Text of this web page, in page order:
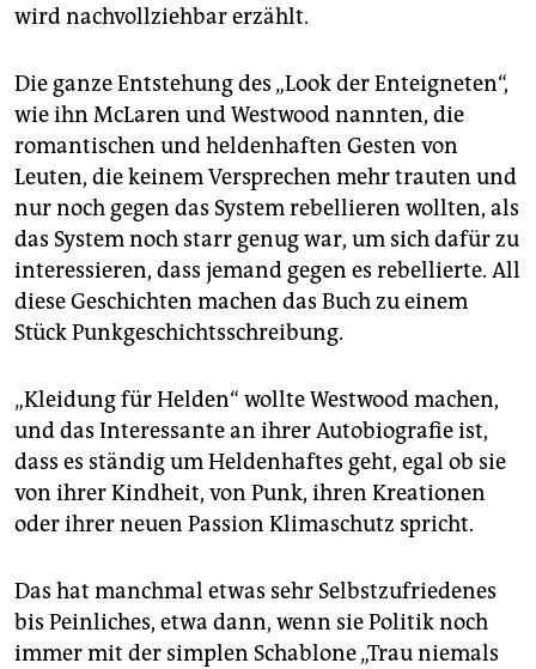
wird nachvollziehbar erzählt.
Die ganze Entstehung des „Look der Enteigneten“,
wie ihn McLaren und Westwood nannten, die
romantischen und heldenhaften Gesten von
Leuten, die keinem Versprechen mehr trauten und
nur noch gegen das System rebellieren wollten, als
das System noch starr genug war, um sich dafür zu
interessieren, dass jemand gegen es rebellierte. All
diese Geschichten machen das Buch zu einem
Stück Punkgeschichtsschreibung.
„Kleidung für Helden“ wollte Westwood machen,
und das Interessante an ihrer Autobiografie ist,
dass es ständig um Heldenhaftes geht, egal ob sie
von ihrer Kindheit, von Punk, ihren Kreationen
oder ihrer neuen Passion Klimaschutz spricht.
Das hat manchmal etwas sehr Selbstzufriedenes
bis Peinliches, etwa dann, wenn sie Politik noch
immer mit der simplen Schablone „Trau niemals